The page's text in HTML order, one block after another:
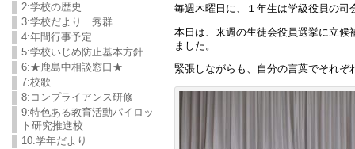
2:学校の歴史
3:学校だより 秀群
4:年間行事予定
5:学校いじめ防止基本方針
6:★鹿島中相談窓口★
7:校歌
8:コンプライアンス研修
9:特色ある教育活動パイロッ
ト研究推進校
10:学年だより
毎週木曜日に、１年生は学級役員の司
本日は、来週の生徒会役員選挙に立
ました。
緊張しながらも、自分の言葉でそれぞ